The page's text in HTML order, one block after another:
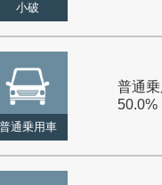
小破
普通乗用車
普通
50.0%